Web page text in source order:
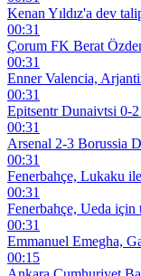
Kenan Yıldız'a dev
00:31
Çorum FK Berat
00:31
Enner Valencia,
00:31
Epitsentr Dunaivtsi 0-
00:31
Arsenal 2-3 Borussia
00:31
Fenerbahçe, Lukaku
00:31
Fenerbahçe, Ueda için
00:31
Emmanuel Emegha,
00:15